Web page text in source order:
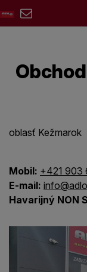
oblasť Kežmarok
Mobil: +421 903
E-mail:
Havarijný NON